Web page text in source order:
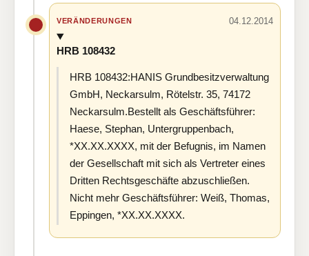
VERÄNDERUNGEN 04.12.2014
HRB 108432
HRB 108432:HANIS Grundbesitzverwaltung
GmbH, Neckarsulm, Rötelstr. 35, 74172
Neckarsulm.Bestellt als Geschäftsführer:
Haese, Stephan, Untergruppenbach,
*XX.XX.XXXX, mit der Befugnis, im Namen
der Gesellschaft mit sich als Vertreter eines
Dritten Rechtsgeschäfte abzuschließen.
Nicht mehr Geschäftsführer: Weiß, Thomas,
Eppingen, *XX.XX.XXXX.